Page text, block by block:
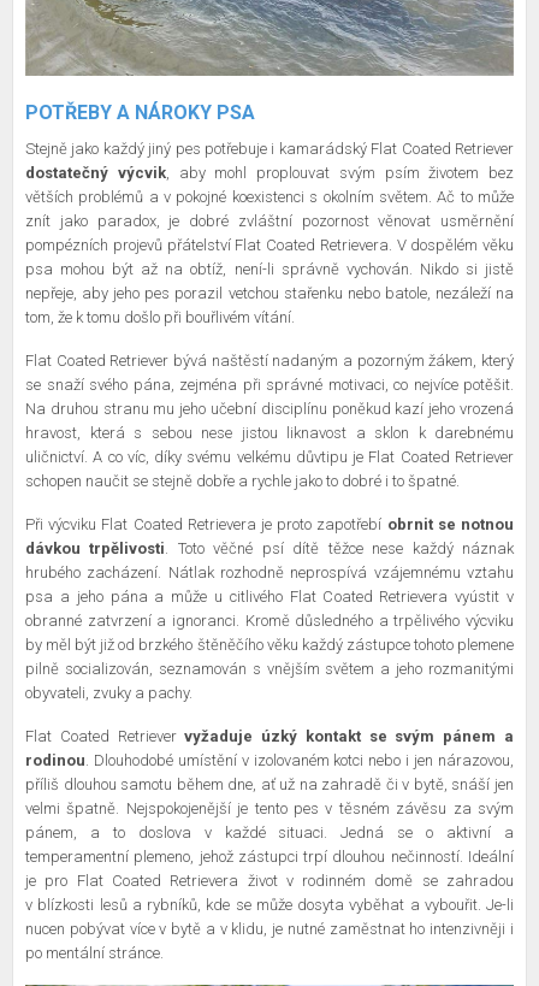
POTŘEBY A NÁROKY PSA
Stejně jako každý jiný pes potřebuje i kamarádský Flat Coated Retriever
dostatečný výcvik, aby mohl proplouvat svým psím životem bez
větších problémů a v pokojné koexistenci s okolním světem. Ač to může
znít jako paradox, je dobré zvláštní pozornost věnovat usměrnění
pompézních projevů přátelství Flat Coated Retrievera. V dospělém věku
psa mohou být až na obtíž, není-li správně vychován. Nikdo si jistě
nepřeje, aby jeho pes porazil vetchou stařenku nebo batole, nezáleží na
tom, že k tomu došlo při bouřlivém vítání.
Flat Coated Retriever bývá naštěstí nadaným a pozorným žákem, který
se snaží svého pána, zejména při správné motivaci, co nejvíce potěšit.
Na druhou stranu mu jeho učební disciplínu poněkud kazí jeho vrozená
hravost, která s sebou nese jistou liknavost a sklon k darebnému
uličnictví. A co víc, díky svému velkému důvtipu je Flat Coated Retriever
schopen naučit se stejně dobře a rychle jako to dobré i to špatné.
Při výcviku Flat Coated Retrievera je proto zapotřebí obrnit se notnou
dávkou trpělivosti . Toto věčné psí dítě těžce nese každý náznak
hrubého zacházení. Nátlak rozhodně neprospívá vzájemnému vztahu
psa a jeho pána a může u citlivého Flat Coated Retrievera vyústit v
obranné zatvrzení a ignoranci. Kromě důsledného a trpělivého výcviku
by měl být již od brzkého štěněčího věku každý zástupce tohoto plemene
pilně socializován, seznamován s vnějším světem a jeho rozmanitými
obyvateli, zvuky a pachy.
Flat Coated Retrievervyžaduje úzký kontakt se svým pánem a
rodinou . Dlouhodobé umístění v izolovaném kotci nebo i jen nárazovou,
příliš dlouhou samotu během dne, ať už na zahradě či v bytě, snáší jen
velmi špatně. Nejspokojenější je tento pes v těsném závěsu za svým
pánem, a to doslova v každé situaci. Jedná se o aktivní a
temperamentní plemeno, jehož zástupci trpí dlouhou nečinností. Ideální
je pro Flat Coated Retrievera život v rodinném domě se zahradou
v blízkosti lesů a rybníků, kde se může dosyta vyběhat a vybouřit. Je-li
nucen pobývat více v bytě a v klidu, je nutné zaměstnat ho intenzivněji i
po mentální stránce.